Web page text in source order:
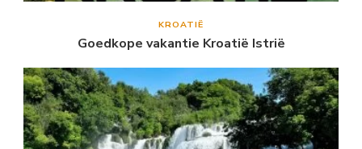
KROATIË
Goedkope vakantie Kroatië Istrië